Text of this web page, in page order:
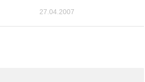
27.04.2007